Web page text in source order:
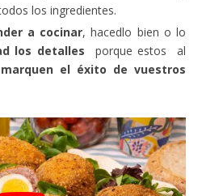
los ingredientes.
a cocinar, hacedlo bien o lo
los detalles porque estos al
marquen el éxito de vuestros